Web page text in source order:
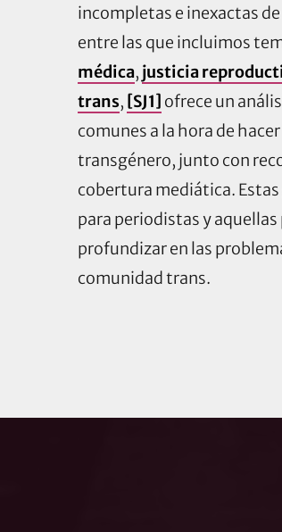
incompletas e inexactas
entre las que incluimos
médica, justicia
trans, [SJ1] ofrece un
comunes a la hora de
transgénero, junto con
cobertura mediática.
para periodistas y
profundizar en las
comunidad trans.